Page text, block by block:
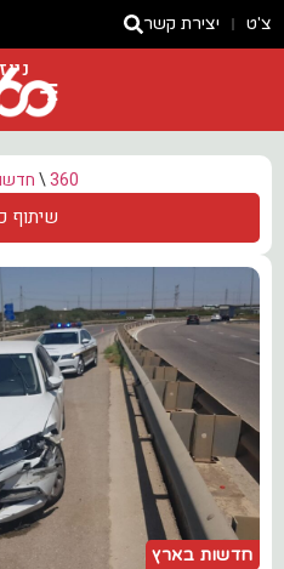
צ'ט יצירת קשר
ניוז
360
\
שיתוף
חדשות בארץ